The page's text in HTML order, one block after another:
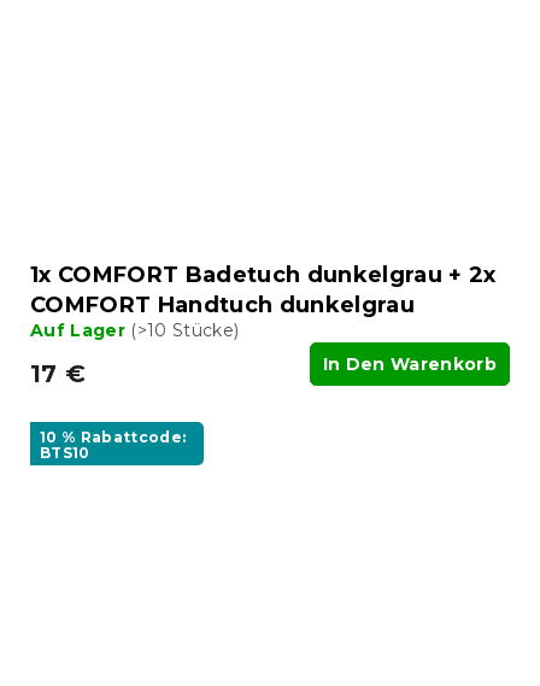
1x COMFORT Badetuch dunkelgrau + 2x
COMFORT Handtuch dunkelgrau
Auf Lager (>10 Stücke)
17 € In Den Warenkorb
10 % Rabattcode:
BTS10